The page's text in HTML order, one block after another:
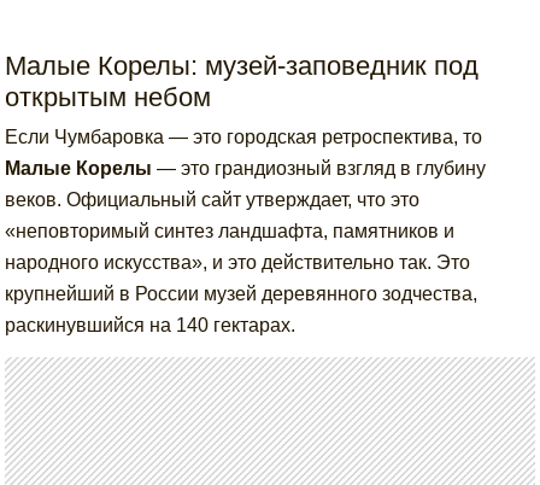
Малые Корелы: музей-заповедник под
открытым небом
Если Чумбаровка — это городская ретроспектива, то
Малые Корелы— это грандиозный взгляд в глубину
веков. Официальный сайт утверждает, что это
«неповторимый синтез ландшафта, памятников и
народного искусства», и это действительно так. Это
крупнейший в России музей деревянного зодчества,
раскинувшийся на 140 гектарах.